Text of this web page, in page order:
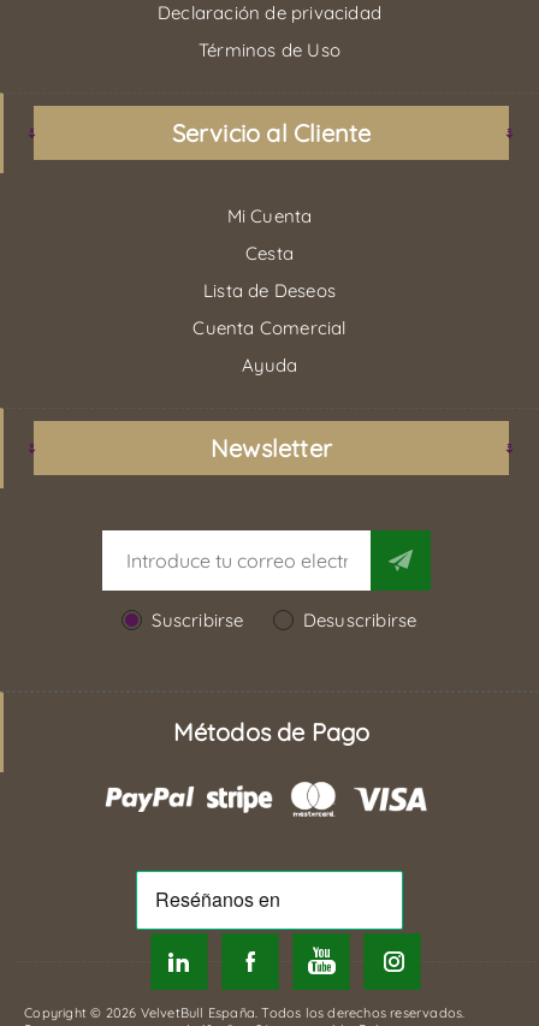
Declaración de privacidad
Términos de Uso
Servicio al Cliente
Mi Cuenta
Cesta
Lista de Deseos
Cuenta Comercial
Ayuda
Newsletter
Suscribirse Desuscribirse
Métodos de Pago
Copyright © 2026 VelvetBull España. Todos los derechos reservados.